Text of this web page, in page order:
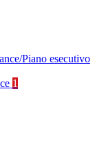
Piano esecutivo
1